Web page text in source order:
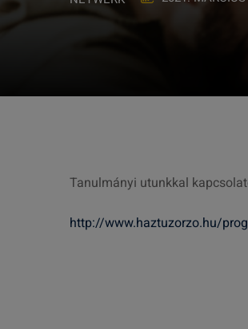
Tanulmányi utunkkal
http://www.haztuzorzo.hu/